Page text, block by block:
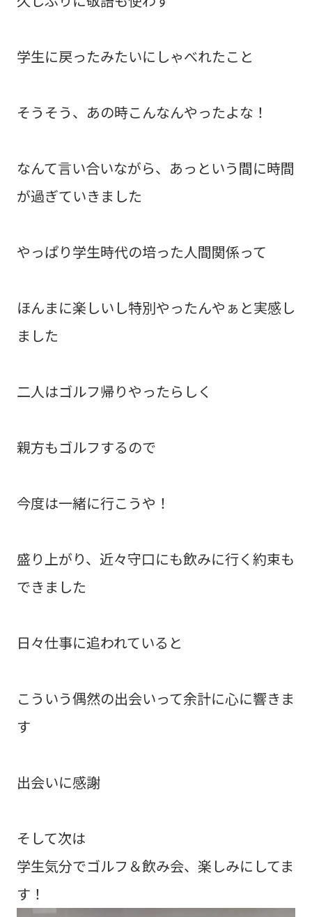
学生に戻ったみたいにしゃべれたこと
そうそう、あの時こんなんやったよな！
なんて言い合いながら、あっという間に時間
が過ぎていきました
やっぱり学生時代の培った人間関係って
ほんまに楽しいし特別やったんやぁと実感し
ました
二人はゴルフ帰りやったらしく
親方もゴルフするので
今度は一緒に行こうや！
盛り上がり、近々守口にも飲みに行く約束も
できました
日々仕事に追われていると
こういう偶然の出会いって余計に心に響きま
す
出会いに感謝
そして次は
学生気分でゴルフ＆飲み会、楽しみにしてま
す！